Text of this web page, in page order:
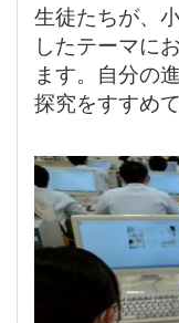
生徒たちが、
したテーマに
ます。自分の
探究をすすめ